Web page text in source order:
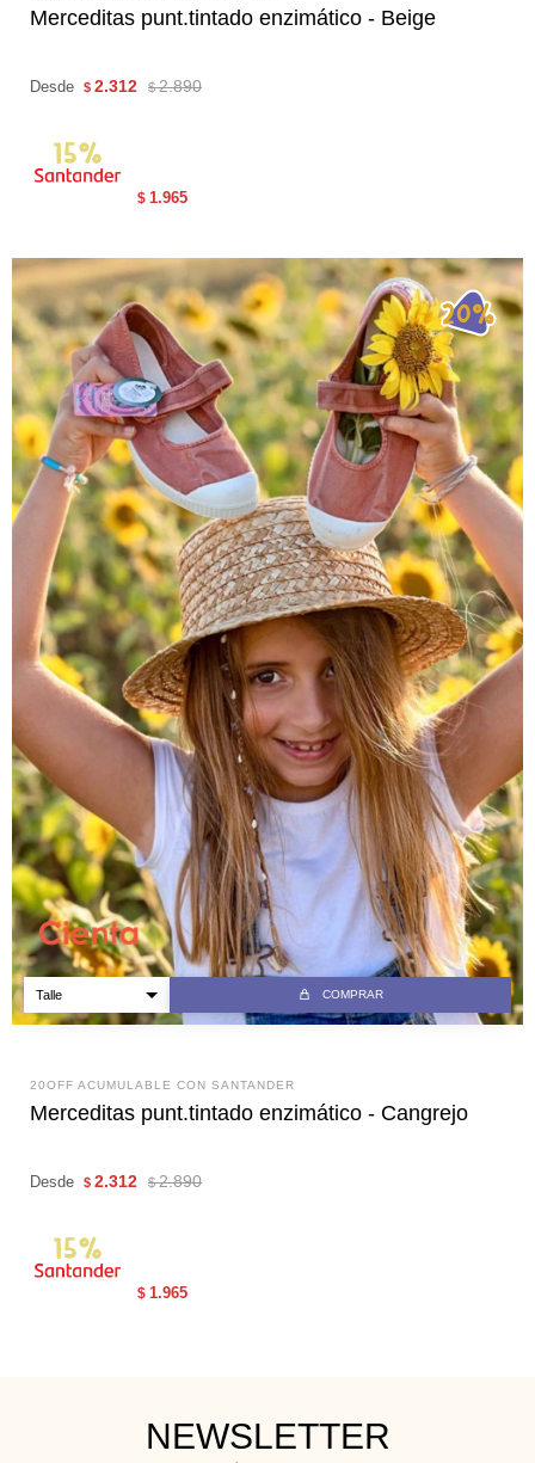
Merceditas punt.tintado enzimático - Beige
Desde $ 2.312 $ 2.890
$ 1.965
COMPRAR
20OFF ACUMULABLE CON SANTANDER
Merceditas punt.tintado enzimático - Cangrejo
Desde $ 2.312 $ 2.890
$ 1.965
NEWSLETTER